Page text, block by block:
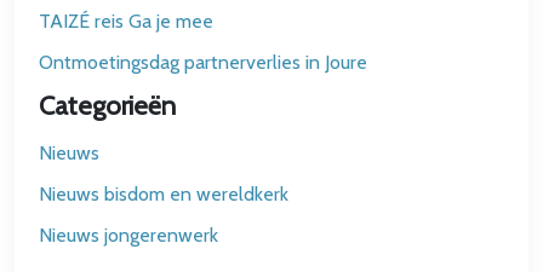
TAIZÉ reis Ga je mee
Ontmoetingsdag partnerverlies in Joure
Categorieën
Nieuws
Nieuws bisdom en wereldkerk
Nieuws jongerenwerk